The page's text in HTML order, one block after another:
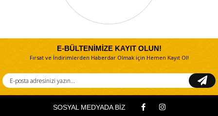
E-BÜLTENİMİZE KAYIT OLUN!
Fırsat ve İndirimlerden Haberdar Olmak için Hemen Kayıt Ol!
SOSYAL MEDYADA BİZ